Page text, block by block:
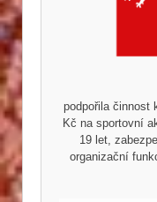
podpořila činnost
Kč na sportovní
19 let,
organizační